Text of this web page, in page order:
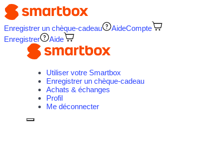
Enregistrer un chèque-cadeau AideCompte
Enregistrer
Aide
Utiliser votre Smartbox
Enregistrer un chèque-cadeau
Achats & échanges
Profil
Me déconnecter